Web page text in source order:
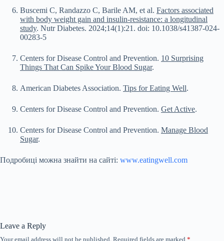
Buscemi C, Randazzo C, Barile AM, et al. Factors associated
with body weight gain and insulin-resistance: a longitudinal
study. Nutr Diabetes. 2024;14(1):21. doi: 10.1038/s41387-024-
00283-5
Centers for Disease Control and Prevention. 10 Surprising
Things That Can Spike Your Blood Sugar.
American Diabetes Association. Tips for Eating Well.
Centers for Disease Control and Prevention. Get Active.
Centers for Disease Control and Prevention. Manage Blood
Sugar.
Подробиці можна знайти на сайті: www.eatingwell.com
Leave a Reply
Your email address will not be published. Required fields are marked *